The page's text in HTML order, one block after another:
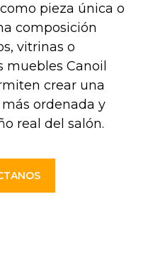
pieza única o
composición
vitrinas o
muebles Canoil
crear una
ordenada y
real del salón.